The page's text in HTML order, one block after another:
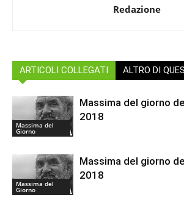
Redazione
ARTICOLI COLLEGATI ALTRO DI
Massima del
Giorno
Massima del giorno
2018
Massima del
Giorno
Massima del giorno
2018